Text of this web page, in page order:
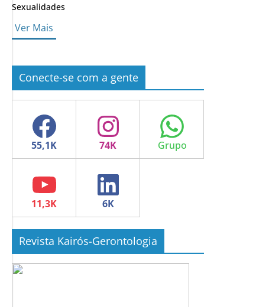
Sexualidades
Ver Mais
Conecte-se com a gente
Facebook Instagram WhatsApp
YouTube LinkedIn
Revista Kairós-Gerontologia